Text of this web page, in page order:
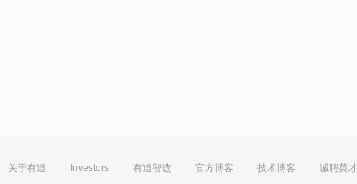
关于有道 Investors 有道智选 官方博客 技术博客 诚聘英才